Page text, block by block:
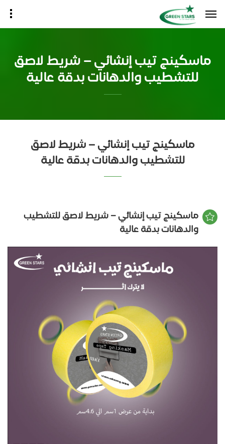
ماسكينج تيب إنشائي – شريط لاصق
للتشطيب والدهانات بدقة عالية
ماسكينج تيب إنشائي – شريط لاصق
للتشطيب والدهانات بدقة عالية
ماسكينج تيب إنشائي – شريط لاصق للتشطيب
والدهانات بدقة عالية